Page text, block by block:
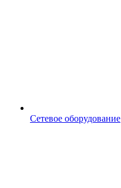
Сетевое оборудование